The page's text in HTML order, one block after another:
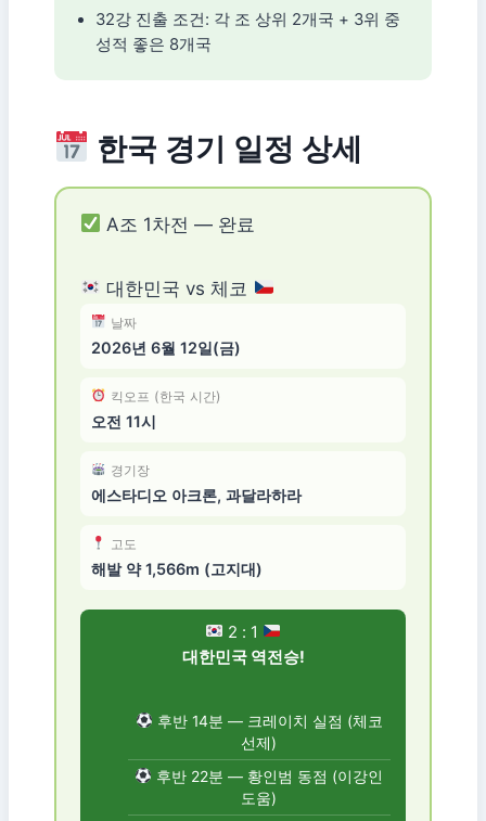
32강 진출 조건: 각 조 상위 2개국 + 3위 중
성적 좋은 8개국
한국 경기 일정 상세
A조 1차전 — 완료
대한민국 vs 체코
날짜
2026년 6월 12일(금)
킥오프 (한국 시간)
오전 11시
경기장
에스타디오 아크론, 과달라하라
고도
해발 약 1,566m (고지대)
2 : 1
대한민국 역전승!
후반 14분 — 크레이치 실점 (체코
선제)
후반 22분 — 황인범 동점 (이강인
도움)